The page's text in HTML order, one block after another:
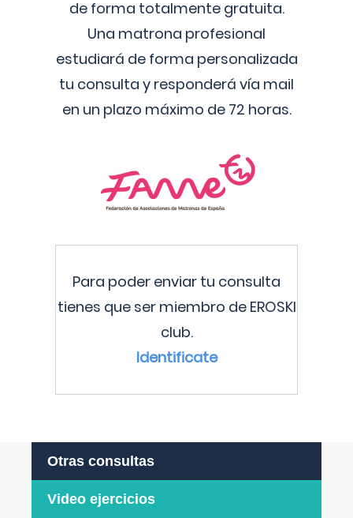
de forma totalmente gratuita.
Una matrona profesional
estudiará de forma personalizada
tu consulta y responderá vía mail
en un plazo máximo de 72 horas.
Para poder enviar tu consulta
tienes que ser miembro de EROSKI
club.
Identificate
Otras consultas
Video ejercicios